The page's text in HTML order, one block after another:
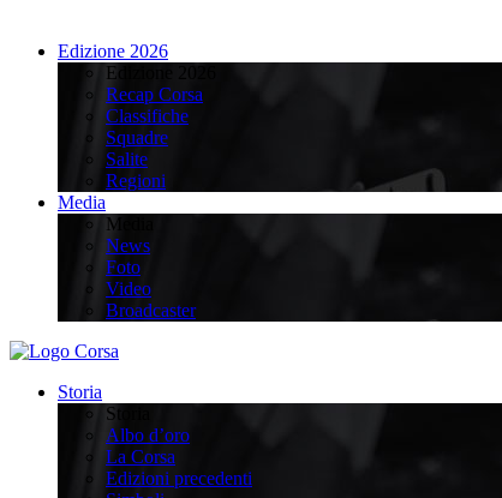
Edizione 2026
Edizione 2026
Recap Corsa
Classifiche
Squadre
Salite
Regioni
Media
Media
News
Foto
Video
Broadcaster
Storia
Storia
Albo d’oro
La Corsa
Edizioni precedenti